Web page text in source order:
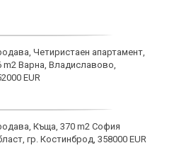
Четиристаен апартамент,
m2 Варна, Владиславово,
EUR
Къща, 370 m2 София
гр. Костинброд, 358000 EUR